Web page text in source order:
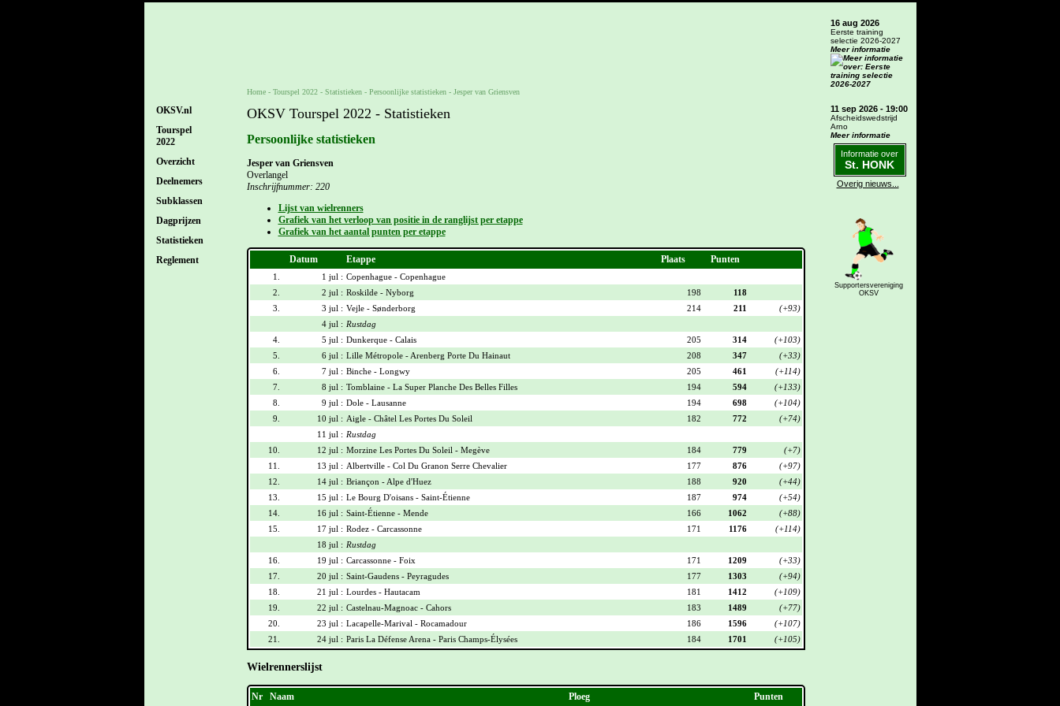
OKSV.nl
Tourspel
2022
Overzicht
Deelnemers
Subklassen
Dagprijzen
Statistieken
Reglement
Home- Tourspel 2022- Statistieken - Persoonlijke statistieken- Jesper van Griensven
OKSV Tourspel 2022 - Statistieken
Persoonlijke statistieken
Jesper van Griensven
Overlangel
Inschrijfnummer: 220
Lijst van wielrenners
Grafiek van het verloop van positie in de ranglijst per etappe
Grafiek van het aantal punten per etappe
Datum Etappe Plaats Punten
1. 1 jul : Copenhague - Copenhague
2.
2 jul : Roskilde - Nyborg 198
118
3.
3 jul : Vejle - Sønderborg 214 211
(+93)
4 jul : Rustdag
4.
5 jul : Dunkerque - Calais 205 314
(+103)
5.
6 jul : Lille Métropole - Arenberg Porte Du Hainaut 208 347
(+33)
6.
7 jul : Binche - Longwy 205 461
(+114)
7.
8 jul : Tomblaine - La Super Planche Des Belles Filles 194 594
(+133)
8.
9 jul : Dole - Lausanne 194 698
(+104)
9.
10 jul : Aigle - Châtel Les Portes Du Soleil 182 772
(+74)
11 jul : Rustdag
10.
12 jul : Morzine Les Portes Du Soleil - Megève 184 779
(+7)
11.
13 jul : Albertville - Col Du Granon Serre Chevalier 177 876
(+97)
12.
14 jul : Briançon - Alpe d'Huez 188 920
(+44)
13.
15 jul : Le Bourg D'oisans - Saint-Étienne 187 974
(+54)
14.
16 jul : Saint-Étienne - Mende 166 1062
(+88)
15.
17 jul : Rodez - Carcassonne 171 1176
(+114)
18 jul : Rustdag
16.
19 jul : Carcassonne - Foix 171 1209
(+33)
17.
20 jul : Saint-Gaudens - Peyragudes 177 1303
(+94)
18.
21 jul : Lourdes - Hautacam 181 1412
(+109)
19.
22 jul : Castelnau-Magnoac - Cahors 183 1489
(+77)
20.
23 jul : Lacapelle-Marival - Rocamadour 186 1596
(+107)
21.
24 jul : Paris La Défense Arena - Paris Champs-Élysées 184 1701 (+105)
Wielrennerslijst
Nr Naam Ploeg Punten
16 aug 2026
Eerste training
selectie 2026-2027
Meer informatie
11 sep 2026 - 19:00
Afscheidswedstrijd
Arno
Meer informatie
Informatie over
St. HONK
Overig nieuws...
Supportersvereniging
OKSV